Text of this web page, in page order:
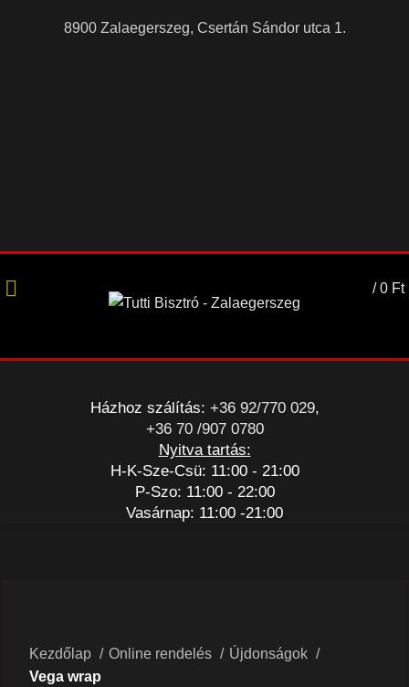
8900 Zalaegerszeg, Csertán Sándor utca 1.
/ 0 Ft
Házhoz szálítás: +36 92/770 029,
+36 70 /907 0780
Nyitva tartás:
H-K-Sze-Csü: 11:00 - 21:00
P-Szo: 11:00 - 22:00
Vasárnap: 11:00 -21:00
Kezdőlap
Online rendelés
Újdonságok
Vega wrap